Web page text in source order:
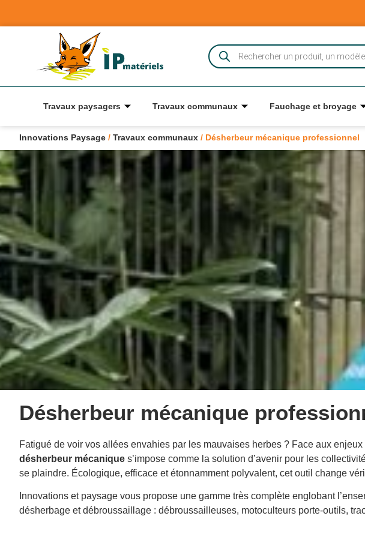
Travaux paysagers Travaux communaux Fauchage et broyage
Innovations Paysage / Travaux communaux / Désherbeur mécanique professionnel
Désherbeur mécanique
Fatigué de voir vos allées envahies par les mauvaises herbes ? Face aux
désherbeur mécanique s’impose comme la solution d’avenir pour les
se plaindre. Écologique, efficace et étonnamment polyvalent, cet outil change
Innovations et paysage vous propose une gamme très complète englobant
désherbage et débroussaillage : débroussailleuses, motoculteurs porte-outils,